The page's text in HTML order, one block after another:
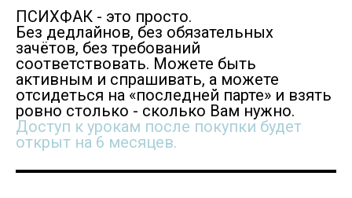
ПСИХФАК - это просто.
Без дедлайнов, без обязательных
зачётов, без требований
соответствовать. Можете быть
активным и спрашивать, а можете
отсидеться на «последней парте» и взять
ровно столько - сколько Вам нужно.
Доступ к урокам после покупки будет
открыт на 6 месяцев.